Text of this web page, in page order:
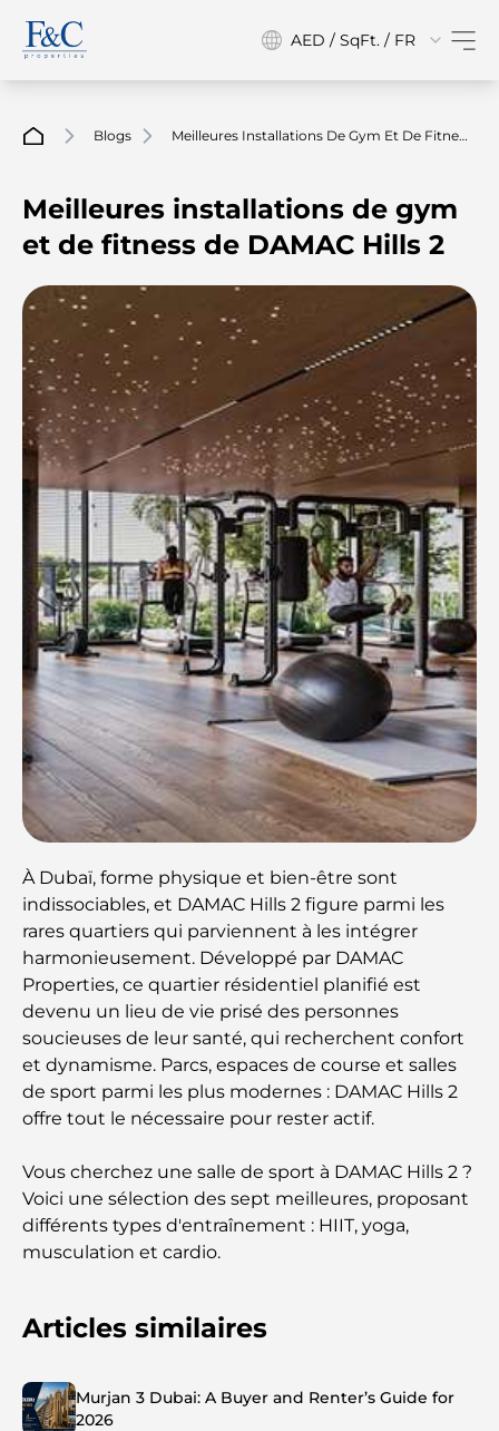
AED / SqFt. / FR
Blogs
Meilleures Installations De Gym Et De Fitness
Meilleures installations de gym
et de fitness de DAMAC Hills 2
À Dubaï, forme physique et bien-être sont
indissociables, et DAMAC Hills 2 figure parmi les
rares quartiers qui parviennent à les intégrer
harmonieusement. Développé par DAMAC
Properties, ce quartier résidentiel planifié est
devenu un lieu de vie prisé des personnes
soucieuses de leur santé, qui recherchent confort
et dynamisme. Parcs, espaces de course et salles
de sport parmi les plus modernes : DAMAC Hills 2
offre tout le nécessaire pour rester actif.
Vous cherchez une salle de sport à DAMAC Hills 2 ?
Voici une sélection des sept meilleures, proposant
différents types d'entraînement : HIIT, yoga,
musculation et cardio.
Articles similaires
Murjan 3 Dubai: A Buyer and Renter’s Guide for
2026